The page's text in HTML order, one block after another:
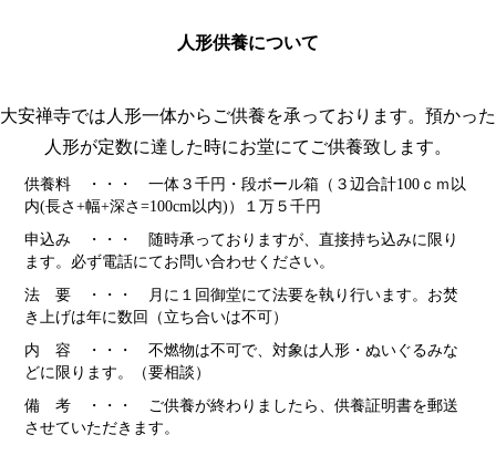
人形供養について
大安禅寺では人形一体からご供養を承っております。預かった
人形が定数に達した時にお堂にてご供養致します。
供養料 ・・・ 一体３千円・段ボール箱（３辺合計100ｃｍ以
内(長さ+幅+深さ=100cm以内)）１万５千円
申込み ・・・ 随時承っておりますが、直接持ち込みに限り
ます。必ず電話にてお問い合わせください。
法 要 ・・・ 月に１回御堂にて法要を執り行います。お焚
き上げは年に数回（立ち合いは不可）
内 容 ・・・ 不燃物は不可で、対象は人形・ぬいぐるみな
どに限ります。（要相談）
備 考 ・・・ ご供養が終わりましたら、供養証明書を郵送
させていただきます。